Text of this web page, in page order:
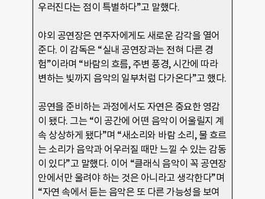
우러진다는 점이 특별하다”고 말했다.
야외 공연장은 연주자에게도 새로운 감각을 열어
준다. 이 감독은 “실내 공연장과는 전혀 다른 경
험”이라며 “바람의 흐름, 주변 풍경, 시간에 따라
변하는 빛까지 음악의 일부처럼 다가온다”고 했다.
공연을 준비하는 과정에서도 자연은 중요한 영감
이 됐다. 그는 “이 공간에 어떤 음악이 어울릴지 계
속 상상하게 됐다”며 “새소리와 바람 소리, 물 흐르
는 소리가 음악과 어우러질 때만 느낄 수 있는 감동
이 있다”고 말했다. 이어 “클래식 음악이 꼭 공연장
안에서만 울려야 하는 것은 아니라고 생각한다”며
“자연 속에서 듣는 음악은 또 다른 가능성을 보여